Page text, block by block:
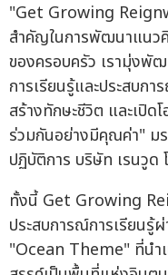
"Get Growing
สำคัญในการพัฒนาแนว
ของครอบครัว เรามุ่งพั
การเรียนรู้และประสบก
สร้างทักษะชีวิต และเปิด
ร่วมกันอย่างมีคุณค่า" มร
ปฏิบัติการ บริษัท เรนวูด
ทั้งนี้ Get Growing
ประสบการณ์การเรียนรู้
"Ocean Theme" ที่นำแ